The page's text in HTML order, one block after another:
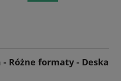
Różne formaty - Deska